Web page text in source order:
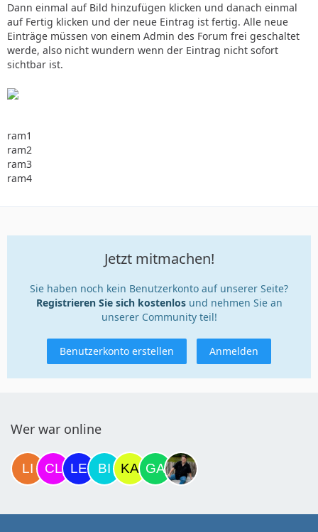
Dann einmal auf Bild hinzufügen klicken und danach einmal
auf Fertig klicken und der neue Eintrag ist fertig. Alle neue
Einträge müssen von einem Admin des Forum frei geschaltet
werde, also nicht wundern wenn der Eintrag nicht sofort
sichtbar ist.
ram1
ram2
ram3
ram4
Jetzt mitmachen!
Sie haben noch kein Benutzerkonto auf unserer Seite?
Registrieren Sie sich kostenlosund nehmen Sie an
unserer Community teil!
Benutzerkonto erstellen Anmelden
Wer war online